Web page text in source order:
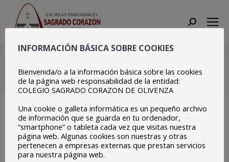
Search:
Estás aquí:
Inicio IMG_9898
INFORMACIÓN BÁSICA SOBRE COOKIES
Bienvenida/o a la información básica sobre las cookies
de la página web responsabilidad de la entidad:
COLEGIO SAGRADO CORAZON DE OLIVENZA
Una cookie o galleta informática es un pequeño archivo
de información que se guarda en tu ordenador,
“smartphone” o tableta cada vez que visitas nuestra
página web. Algunas cookies son nuestras y otras
pertenecen a empresas externas que prestan servicios
para nuestra página web.